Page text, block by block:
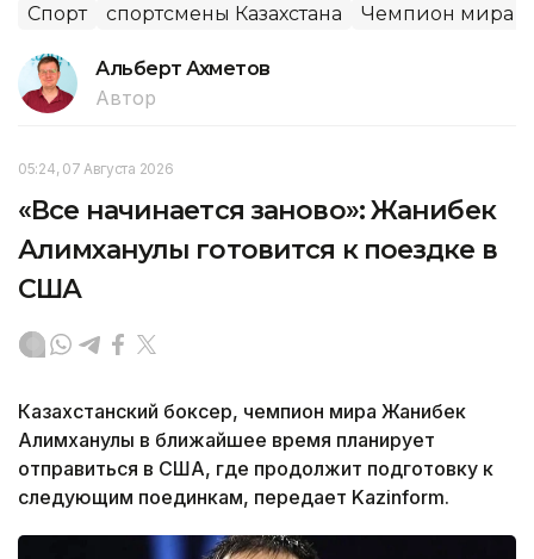
Спорт спортсмены Казахстана Чемпион мира
Альберт Ахметов
Автор
05:24, 07 Августа 2026
«Все начинается заново»: Жанибек
Алимханулы готовится к поездке в
США
Казахстанский боксер, чемпион мира Жанибек
Алимханулы в ближайшее время планирует
отправиться в США, где продолжит подготовку к
следующим поединкам, передает Kazinform.